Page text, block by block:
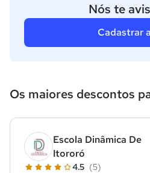
Nós te
Cadastrar
Os maiores descontos
Escola Dinâmica De
Itororó
4.5 (5)